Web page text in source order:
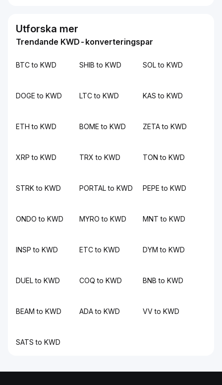
Utforska mer
Trendande KWD-konverteringspar
BTC to KWD SHIB to KWD SOL to KWD
DOGE to KWD LTC to KWD KAS to KWD
ETH to KWD BOME to KWD ZETA to KWD
XRP to KWD TRX to KWD TON to KWD
STRK to KWD PORTAL to KWD PEPE to KWD
ONDO to KWD MYRO to KWD MNT to KWD
INSP to KWD ETC to KWD DYM to KWD
DUEL to KWD COQ to KWD BNB to KWD
BEAM to KWD ADA to KWD VV to KWD
SATS to KWD